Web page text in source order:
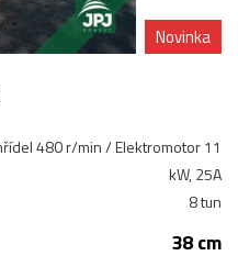
Novinka
480 r/min / Elektromotor 11
kW, 25A
8 tun
38 cm